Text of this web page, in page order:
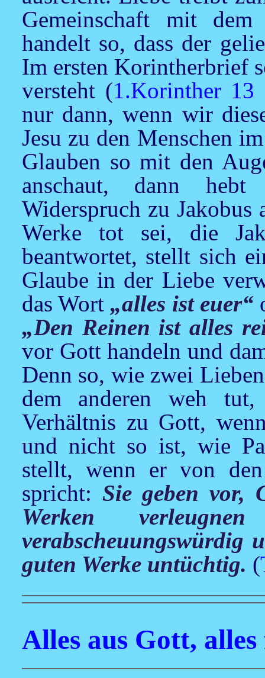
Gemeinschaft mit
handelt so, dass der
Im ersten Korintherbrief
versteht (1.Korinther 13
nur dann, wenn wir
Jesu zu den Menschen
Glauben so mit den
anschaut, dann
Widerspruch zu Jakobus
Werke tot sei, die
beantwortet, stellt sich
Glaube in der Liebe
das Wort „alles ist euer“
„Den Reinen ist alles
vor Gott handeln und
Denn so, wie zwei
dem anderen weh
Verhältnis zu Gott,
und nicht so ist, wie
stellt, wenn er von
spricht: Sie geben vor,
Werken
verabscheuungswürdig
guten Werke untüchtig. (
Alles aus Gott,